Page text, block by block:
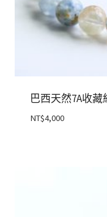
巴西天然7A收
NT$4,000